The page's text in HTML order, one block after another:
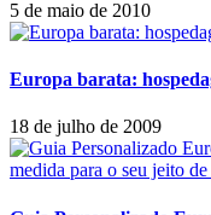
5 de maio de 2010
Europa barata:
18 de julho de 2009